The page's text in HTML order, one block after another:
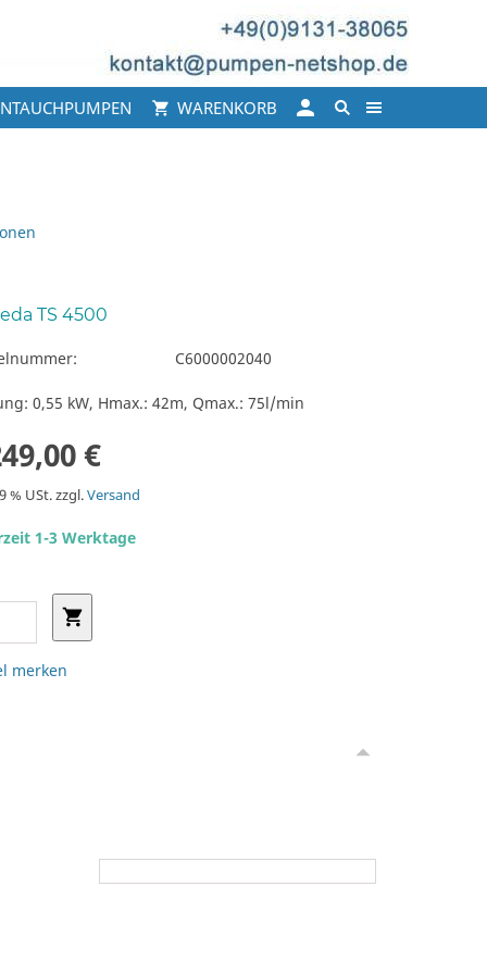
WARENKORB
TS 4500
C6000002040
0,55 kW, Hmax.: 42m, Qmax.: 75l/min
€
% USt. zzgl.Versand
1-3 Werktage
merken